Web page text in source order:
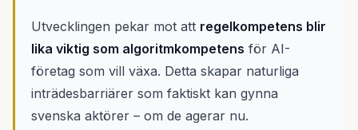
Utvecklingen pekar mot att regelkompetens blir
lika viktig som algoritmkompetens för AI-
företag som vill växa. Detta skapar naturliga
inträdesbarriärer som faktiskt kan gynna
svenska aktörer – om de agerar nu.